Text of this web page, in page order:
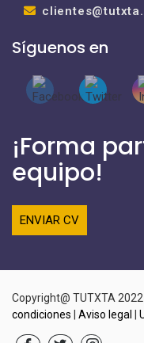
Síguenos en
¡Forma
equipo!
ENVIAR CV
Copyright@ TUTXTA 2022 |
condiciones
Aviso legal